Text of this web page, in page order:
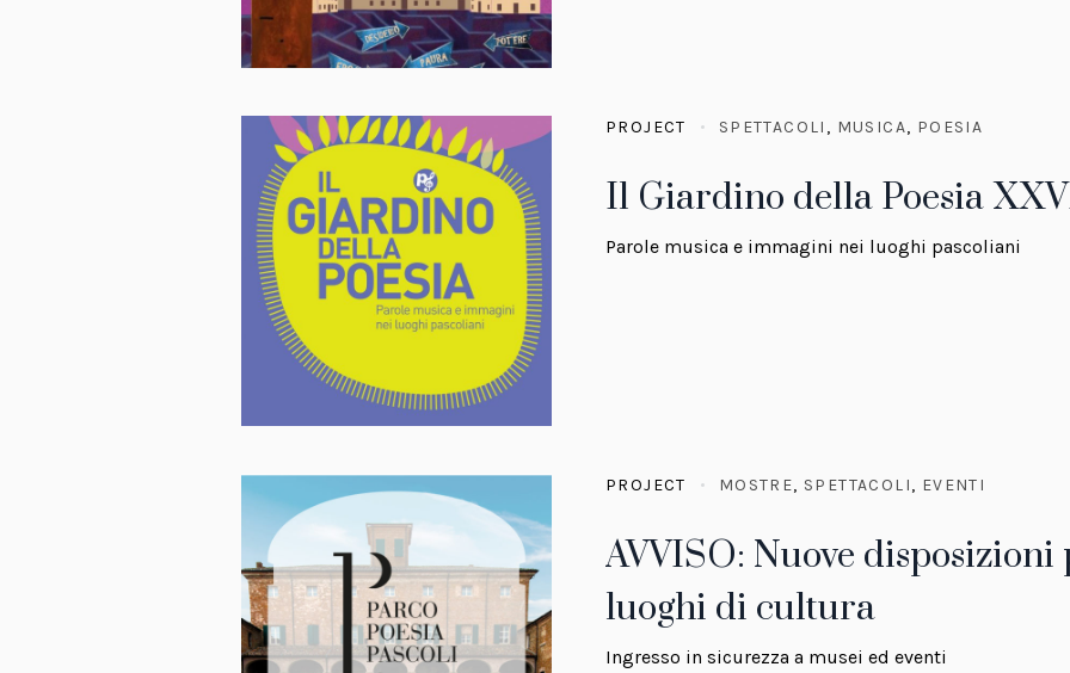
PROJECT SPETTACOLI , MUSICA, POESIA
Il Giardino della Poesia
Parole musica e immagini nei luoghi pascoliani
PROJECT MOSTRE, SPETTACOLI, EVENTI
AVVISO: Nuove disposizioni
luoghi di cultura
Ingresso in sicurezza a musei ed eventi